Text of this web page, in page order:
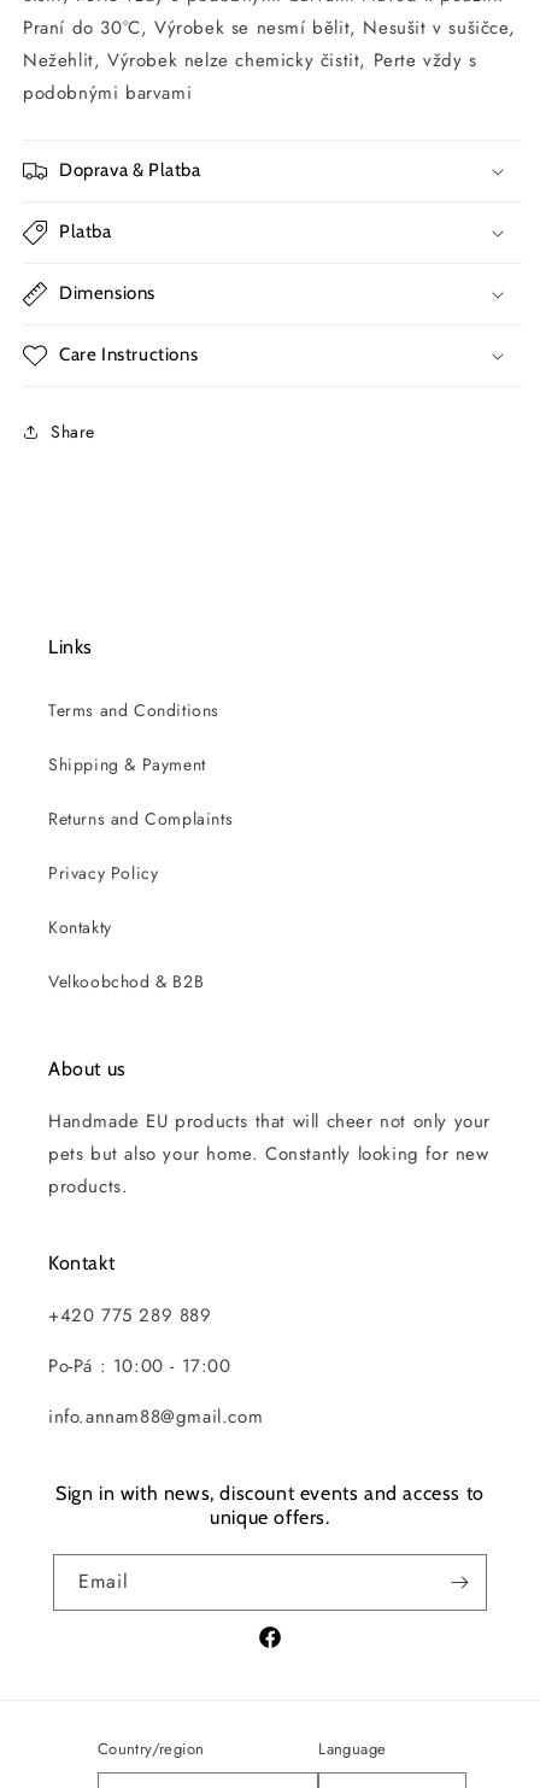
Praní do 30°C, Výrobek se nesmí bělit, Nesušit v sušičce,
Nežehlit, Výrobek nelze chemicky čistit, Perte vždy s
podobnými barvami
Doprava & Platba
Platba
Dimensions
Care Instructions
Share
Links
Terms and Conditions
Shipping & Payment
Returns and Complaints
Privacy Policy
Kontakty
Velkoobchod & B2B
About us
Handmade EU products that will cheer not only your
pets but also your home. Constantly looking for new
products.
Kontakt
+420 775 289 889
Po-Pá : 10:00 - 17:00
info.annam88@gmail.com
Sign in with news, discount events and access to
unique offers.
Email
Facebook
Country/region Language